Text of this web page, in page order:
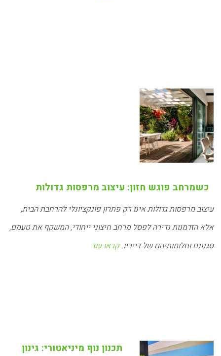
כשמרחב פוגש חזון: עיצוב מרפסות גדולות
עיצוב מרפסות גדולות אינו רק פתרון פונקציונלי להרחבת הבית,
אלא הזדמנות נדירה לפסל מרחב חיצוני ייחודי, המשקף את טעמם,
סגנונם וחלומותיהם של דייריו.קראו עוד
תכנון נוף מיניאטורי: גינון